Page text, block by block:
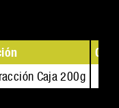
Caja 200g